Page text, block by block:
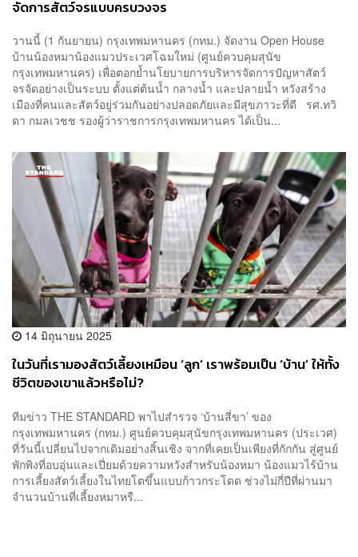
จัดการสัตว์จรแบบครบวงจร
วานนี้ (1 กันยายน) กรุงเทพมหานคร (กทม.) จัดงาน Open House
บ้านน้องหมาน้องแมวประเวศโฉมใหม่ (ศูนย์ควบคุมสุนัข
กรุงเทพมหานคร) เพื่อตอกย้ำนโยบายการบริหารจัดการปัญหาสัตว์
จรจัดอย่างเป็นระบบ ตั้งแต่ต้นน้ำ กลางน้ำ และปลายน้ำ หวังสร้าง
เมืองที่คนและสัตว์อยู่ร่วมกันอย่างปลอดภัยและมีสุขภาวะที่ดี รศ.ทวิ
ดา กมลเวชช รองผู้ว่าราชการกรุงเทพมหานคร ได้เป็น...
14 มิถุนายน 2025
ในวันที่เรามองสัตว์เลี้ยงเหมือน ‘ลูก’ เราพร้อมเป็น ‘บ้าน’ ให้ทั้ง
ชีวิตของเขาแล้วหรือไม่?
ทีมข่าว THE STANDARD พาไปสำรวจ ‘บ้านสี่ขา’ ของ
กรุงเทพมหานคร (กทม.) ศูนย์ควบคุมสุนัขกรุงเทพมหานคร (ประเวศ)
ที่วันนี้เปลี่ยนไปจากเดิมอย่างสิ้นเชิง จากที่เคยเป็นเพียงที่กักกัน สู่ศูนย์
พักพิงที่อบอุ่นและเปี่ยมด้วยความหวังสำหรับน้องหมา น้องแมวไร้บ้าน
การเลี้ยงสัตว์เลี้ยงในไทยโตขึ้นแบบก้าวกระโดด ช่วงไม่กี่ปีที่ผ่านมา
จำนวนบ้านที่เลี้ยงหมาหรื...